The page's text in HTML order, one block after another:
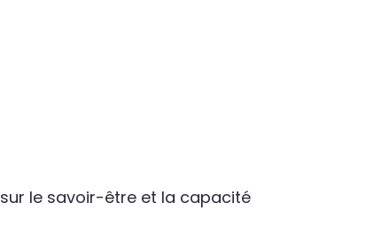
le savoir-être et la capacité